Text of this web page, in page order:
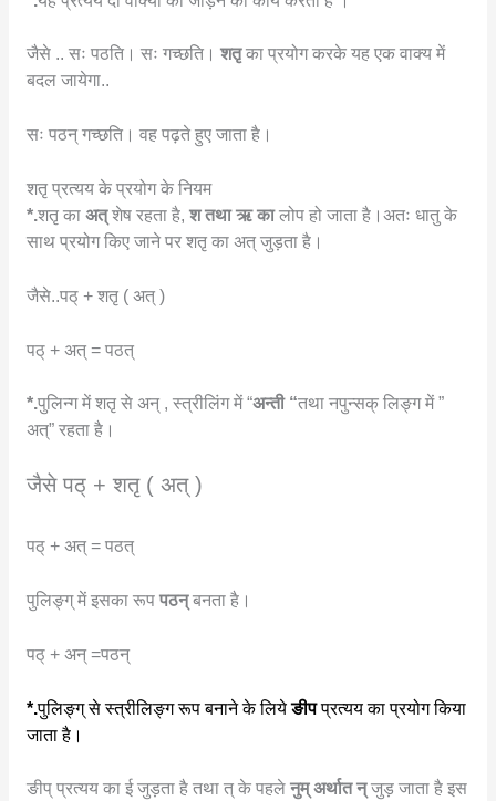
जैसे .. सः पठति। सः गच्छति। शतृका प्रयोग करके यह एक वाक्य में
बदल जायेगा..
सः पठन् गच्छति। वह पढ़ते हुए जाता है।
शतृ प्रत्यय के प्रयोग के नियम
*.शतृ का अत्शेष रहता है, श तथा ऋ कालोप हो जाता है।अतः धातु के
साथ प्रयोग किए जाने पर शतृ का अत् जुड़ता है।
जैसे..पठ् + शतृ ( अत् )
पठ् + अत् = पठत्
*.पुलिन्ग में शतृ से अन् , स्त्रीलिंग में “अन्ती “तथा नपुन्सक् लिङ्ग में ”
अत्” रहता है।
जैसे पठ् + शतृ ( अत् )
पठ् + अत् = पठत्
पुलिङ्ग् में इसका रूप पठन्बनता है।
पठ् + अन् =पठन्
*.पुलिङ्ग् से स्त्रीलिङ्ग रूप बनाने के लियेङीपप्रत्यय का प्रयोग किया
जाता है।
ङीप् प्रत्यय का ई जुड़ता है तथा त् के पहले नुम् अर्थात न्जुड़ जाता है इस